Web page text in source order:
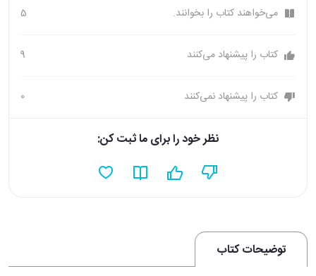
می‌خواهند کتاب را بخوانند. 5
کتاب را پیشنهاد می‌کنند 9
کتاب را پیشنهاد نمی‌کنند 0
نظر خود را برای ما ثبت کن:
توضیحات کتاب